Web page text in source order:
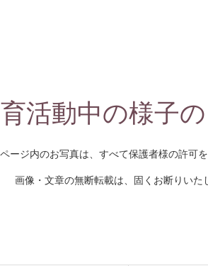
活動中の様子
ージ内のお写真は、すべて保護者様の許可
画像・文章の無断転載は、固くお断りいた